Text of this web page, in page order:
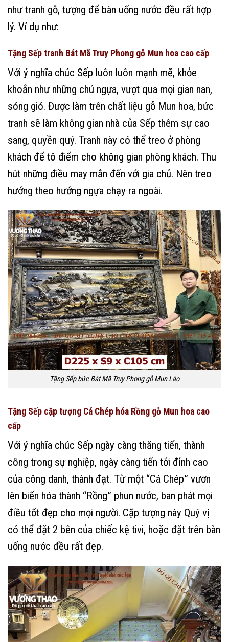
như tranh gỗ, tượng để bàn uống nước đều rất hợp
lý. Ví dụ như:
Tặng Sếp tranh Bát Mã Truy Phong gỗ Mun hoa cao cấp
Với ý nghĩa chúc Sếp luôn luôn mạnh mẽ, khỏe
khoắn như những chú ngựa, vượt qua mọi gian nan,
sóng gió. Được làm trên chất liệu gỗ Mun hoa, bức
tranh sẽ làm không gian nhà của Sếp thêm sự cao
sang, quyền quý. Tranh này có thể treo ở phòng
khách để tô điểm cho không gian phòng khách. Thu
hút những điều may mắn đến với gia chủ. Nên treo
hướng theo hướng ngựa chạy ra ngoài.
Tặng Sếp bức Bát Mã Truy Phong gỗ Mun Lào
Tặng Sếp cặp tượng Cá Chép hóa Rồng gỗ Mun hoa cao
cấp
Với ý nghĩa chúc Sếp ngày càng thăng tiến, thành
công trong sự nghiệp, ngày càng tiến tới đỉnh cao
của công danh, thành đạt. Từ một “Cá Chép” vươn
lên biến hóa thành “Rồng” phun nước, ban phát mọi
điều tốt đẹp cho mọi người. Cặp tượng này Quý vị
có thể đặt 2 bên của chiếc kệ tivi, hoặc đặt trên bàn
uống nước đều rất đẹp.